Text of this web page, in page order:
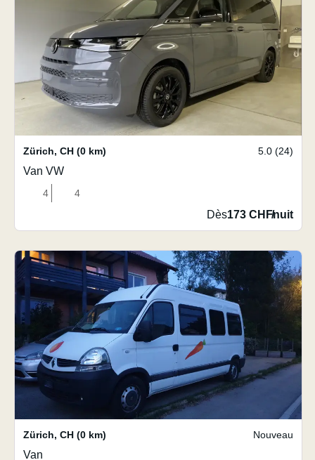
Zürich, CH (0 km) 5.0 (24)
Van VW
4 4
Dès173 CHF/nuit
Zürich, CH (0 km) Nouveau
Van